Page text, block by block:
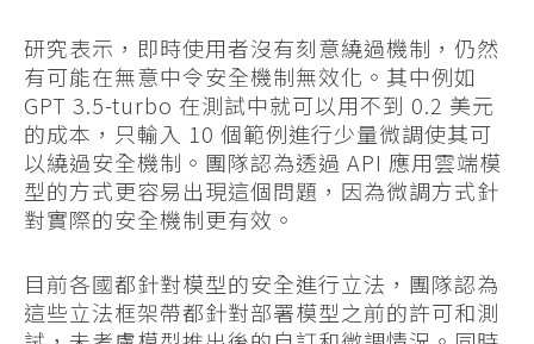
研究表示，即時使用者沒有刻意繞過機制，仍然
有可能在無意中令安全機制無效化。其中例如
GPT 3.5-turbo 在測試中就可以用不到 0.2 美元
的成本，只輸入 10 個範例進行少量微調使其可
以繞過安全機制。團隊認為透過 API 應用雲端模
型的方式更容易出現這個問題，因為微調方式針
對實際的安全機制更有效。
目前各國都針對模型的安全進行立法，團隊認為
這些立法框架帶都針對部署模型之前的許可和測